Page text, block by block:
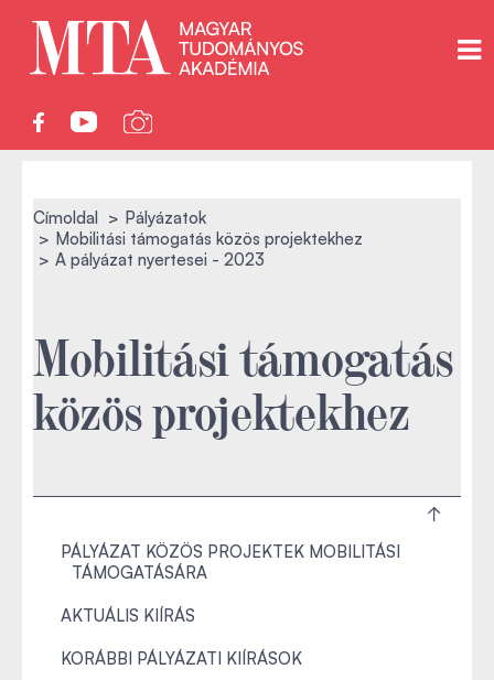
Címoldal
Pályázatok
Mobilitási támogatás közös projektekhez
A pályázat nyertesei - 2023
Mobilitási támogatás
közös projektekhez
PÁLYÁZAT KÖZÖS PROJEKTEK MOBILITÁSI
TÁMOGATÁSÁRA
AKTUÁLIS KIÍRÁS
KORÁBBI PÁLYÁZATI KIÍRÁSOK